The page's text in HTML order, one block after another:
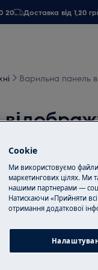
20 Доставка від 1,20
Варильна панель
про
панелі
Cookie
Ми використовуємо файли
маркетингових цілях. Ми
нашими партнерами —
Натискаючи «Прийняти
отримання додаткової